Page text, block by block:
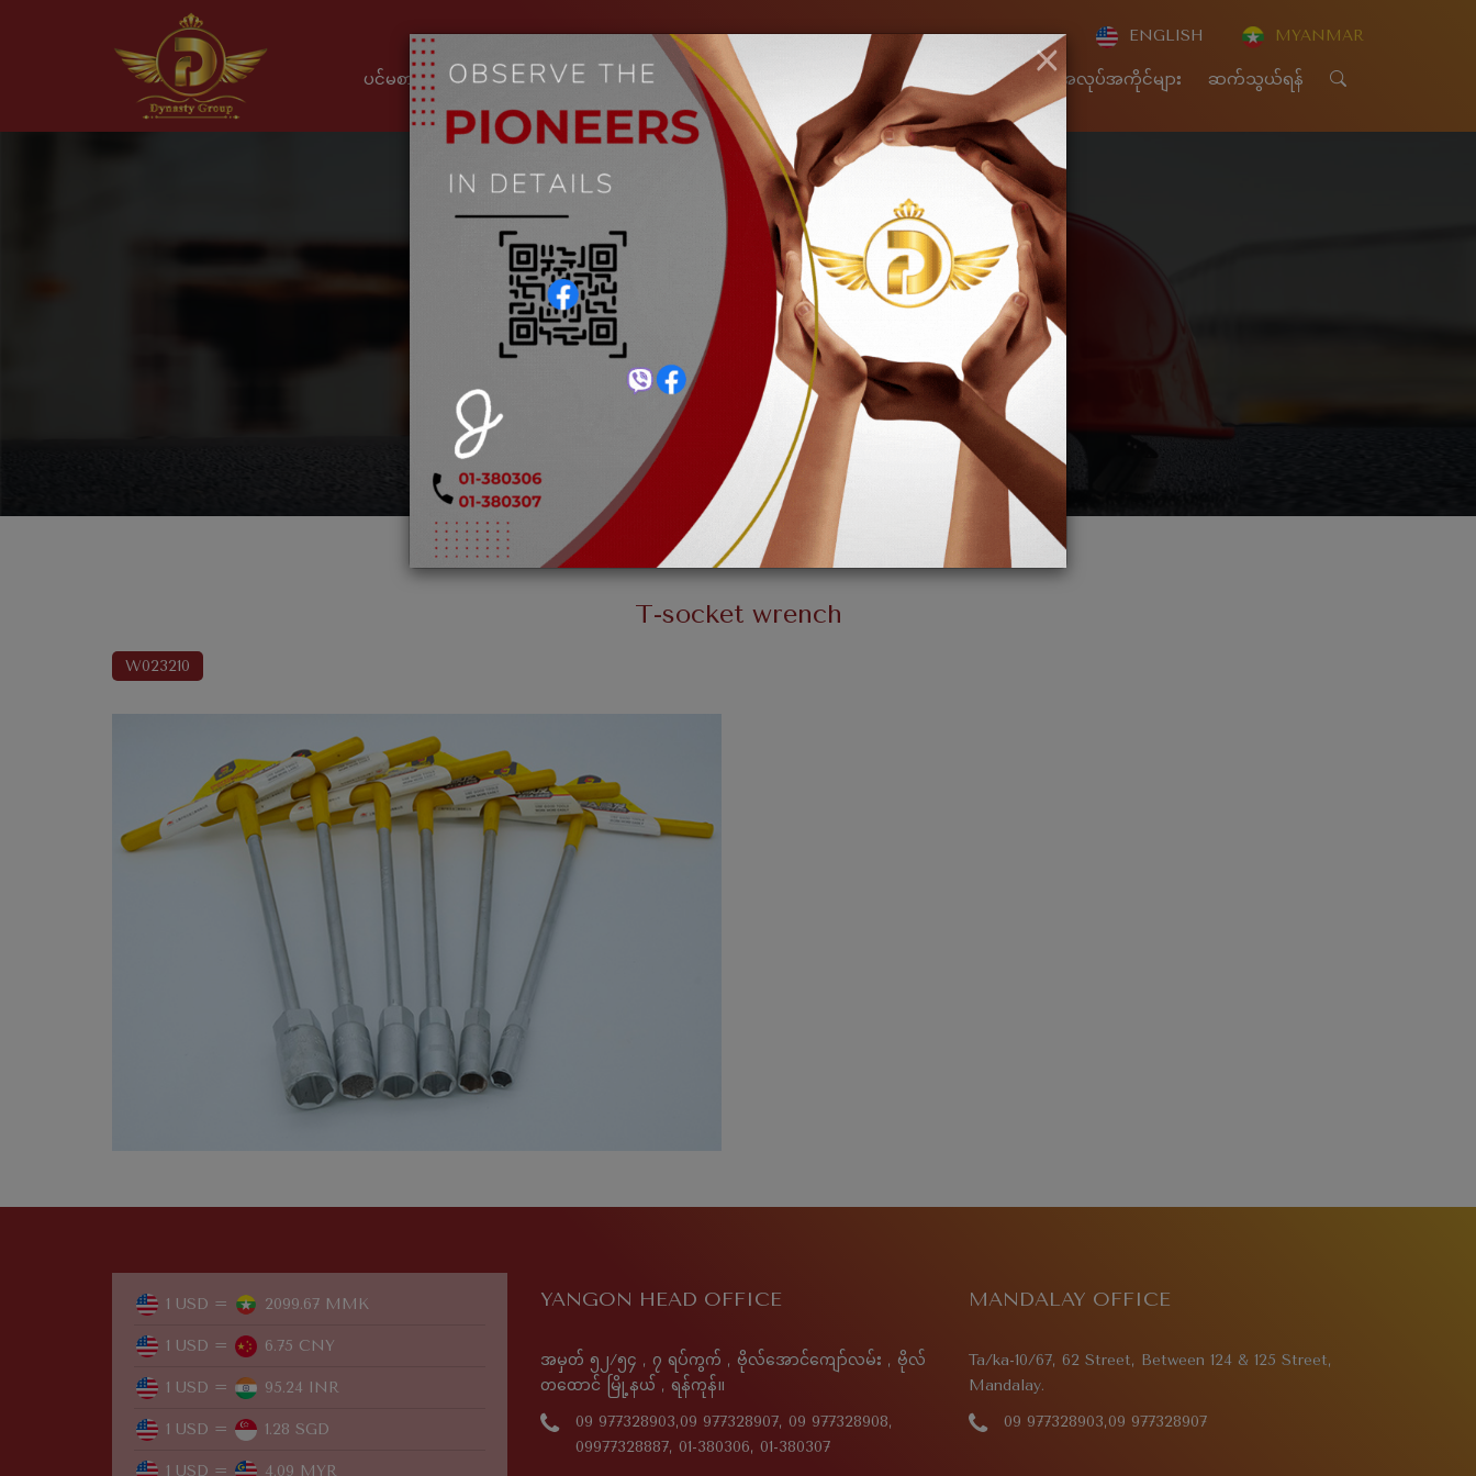
ENGLISH MYANMAR
ပင်မစာမျက်နှာ ကျွန်ုပ်တို့အကြောင်း စက်မှုလုပ်ငန်းများ ပုံများ သတင်းများ CSR အလုပ်အကိုင်များ ဆက်သွယ်ရန်
T-socket wrench
T-socket wrench
T-socket wrench
W023210
1 USD = 2099.67 MMK
1 USD = 6.75 CNY
1 USD = 95.24 INR
1 USD = 1.28 SGD
1 USD = 4.09 MYR
YANGON HEAD OFFICE
အမှတ် ၅၂/၅၄ , ၇ ရပ်ကွက် , ဗိုလ်အောင်ကျော်လမ်း , ဗိုလ်
တထောင် မြို့နယ် , ရန်ကုန်။
09 977328903,09 977328907, 09 977328908,
09977328887, 01-380306, 01-380307
MANDALAY OFFICE
Ta/ka-10/67, 62 Street, Between 124 & 125 Street,
Mandalay.
09 977328903,09 977328907
×